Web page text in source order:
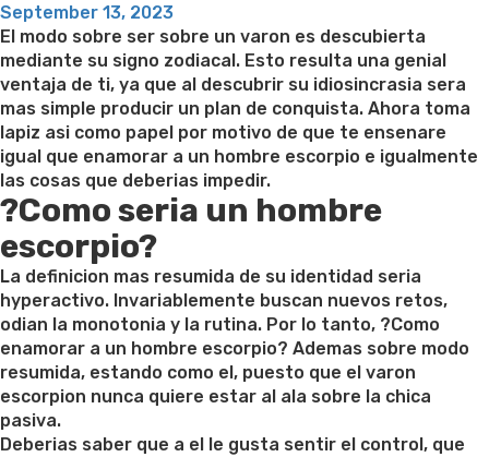
Posted
on
September 13, 2023
El modo sobre ser sobre un varon es descubierta
mediante su signo zodiacal. Esto resulta una genial
ventaja de ti, ya que al descubrir su idiosincrasia sera
mas simple producir un plan de conquista. Ahora toma
lapiz asi­ como papel por motivo de que te ensenare
igual que enamorar a un hombre escorpio e igualmente
las cosas que deberias impedir.
?Como seri­a un hombre
escorpio?
La definicion mas resumida de su identidad seri­a
hyperactivo. Invariablemente buscan nuevos retos,
odian la monotonia y la rutina. Por lo tanto, ?Como
enamorar a un hombre escorpio? Ademas sobre modo
resumida, estando como el, puesto que el varon
escorpion nunca quiere estar al ala sobre la chica
pasiva.
Deberias saber que a el le gusta sentir el control, que